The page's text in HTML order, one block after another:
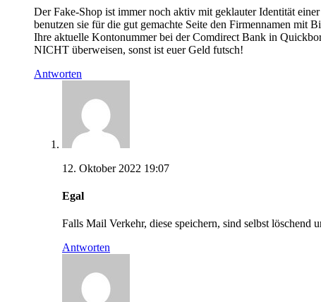
Der Fake-Shop ist immer noch aktiv mit geklauter Identität
benutzen sie für die gut gemachte Seite den Firmennamen mit
Ihre aktuelle Kontonummer bei der Comdirect Bank in
NICHT überweisen, sonst ist euer Geld futsch!
Antworten
12. Oktober 2022 19:07
Egal
Falls Mail Verkehr, diese speichern, sind selbst löschend
Antworten